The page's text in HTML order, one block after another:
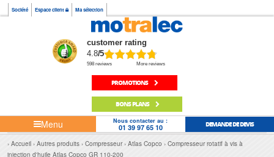
Société Espace client Ma sélection
customer rating
4.8/5
598 reviews More reviews
PROMOTIONS
BONS PLANS
Menu Nous contacter au :
01 39 97 65 10 DEMANDE DE DEVIS
Accueil Autres produits Compresseur Atlas Copco
Compresseur rotatif à vis à
injection d'huile Atlas Copco GR 110-200